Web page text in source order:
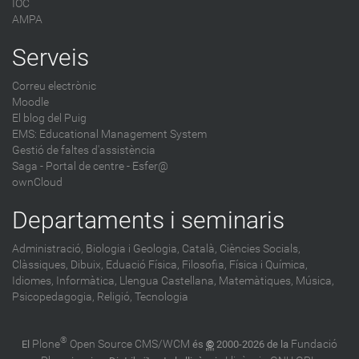
IOC
AMPA
Serveis
Correu electrònic
Moodle
El blog del Puig
EMS: Educational Management System
Gestió de faltes d'assistència
Saga - Portal de centre - Esfer@
ownCloud
Departaments i seminaris
Administració, Biologia i Geologia, Català, Ciències Socials,
Clàssiques, Dibuix, Eduació Física, Filosofia, Física i Química,
Idiomes, Informàtica, Llengua Castellana, Matemàtiques, Música,
Psicopedagogia, Religió, Tecnologia
El Plone® Open Source CMS/WCM és © 2000-2026 de la Fundació